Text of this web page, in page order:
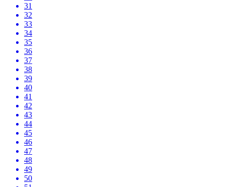
31
32
33
34
35
36
37
38
39
40
41
42
43
44
45
46
47
48
49
50